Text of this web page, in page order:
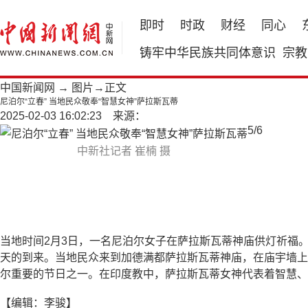
即时 时政 财经 同心
铸牢中华民族共同体意识 宗教
中国新闻网 → 图片 →正文
尼泊尔“立春” 当地民众敬奉“智慧女神”萨拉斯瓦蒂
2025-02-03 16:02:23 来源：
中新社记者 崔楠 摄
5/6
当地时间2月3日，一名尼泊尔女子在萨拉斯瓦蒂神庙供灯祈
天的到来。当地民众来到加德满都萨拉斯瓦蒂神庙，在庙宇墙
尔重要的节日之一。在印度教中，萨拉斯瓦蒂女神代表着智慧
【编辑：李骏】